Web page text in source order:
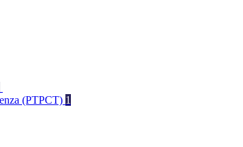
(PTPCT) 1